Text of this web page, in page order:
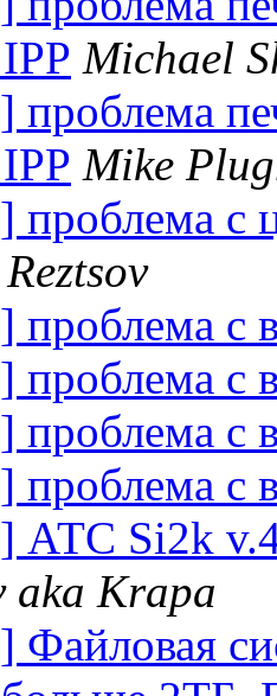
Michael
проблема
Mike
проблема с
проблема с
проблема с
проблема с
проблема с
АТС Si2k
aka Krapa
Файловая